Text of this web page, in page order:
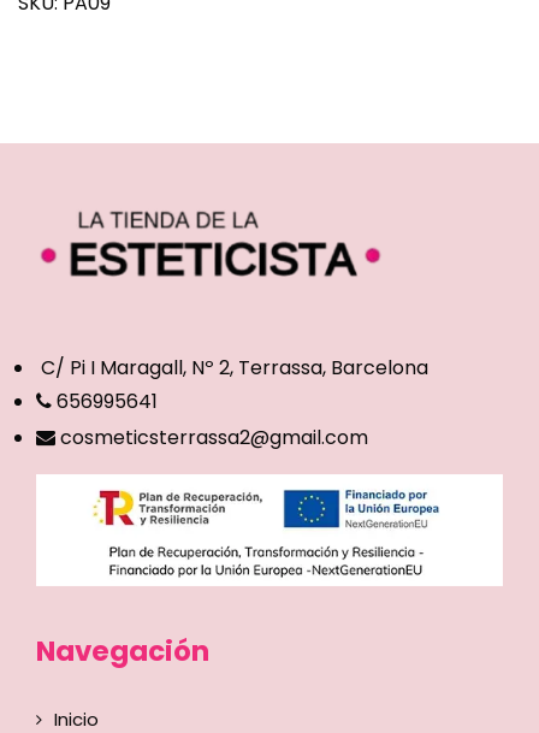
C/ Pi I Maragall, Nº 2, Terrassa, Barcelona
656995641
cosmeticsterrassa2@gmail.com
Navegación
Inicio